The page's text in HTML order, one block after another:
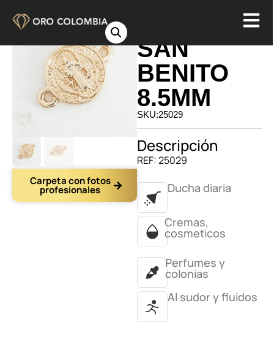
Carpeta con fotos
profesionales
HERRAJE
SAN
BENITO
8.5MM
SKU:25029
Descripción
REF: 25029
Ducha diaria
Cremas,
cosmeticos
Perfumes y
colonias
Al sudor y fluidos